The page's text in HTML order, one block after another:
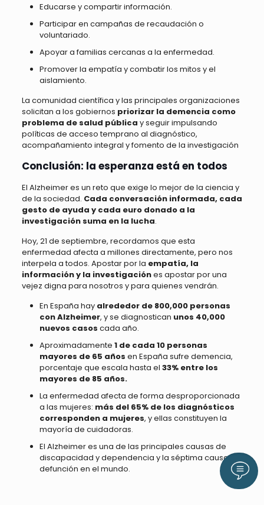
Educarse y compartir información.
Participar en campañas de recaudación o
voluntariado.
Apoyar a familias cercanas a la enfermedad.
Promover la empatía y combatir los mitos y el
aislamiento.
La comunidad científica y las principales organizaciones
solicitan a los gobiernos priorizar la demencia como
problema de salud pública y seguir impulsando
políticas de acceso temprano al diagnóstico,
acompañamiento integral y fomento de la investigación
Conclusión: la esperanza está en todos
El Alzheimer es un reto que exige lo mejor de la ciencia y
de la sociedad. Cada conversación informada, cada
gesto de ayuda y cada euro donado a la
investigación suma en la lucha.
Hoy, 21 de septiembre, recordamos que esta
enfermedad afecta a millones directamente, pero nos
interpela a todos. Apostar por la empatía, la
información y la investigaciónes apostar por una
vejez digna para nosotros y para quienes vendrán.
En España hay alrededor de 800,000 personas
con Alzheimer, y se diagnostican unos 40,000
nuevos casos cada año.
Aproximadamente 1 de cada 10 personas
mayores de 65 años en España sufre demencia,
porcentaje que escala hasta el 33% entre los
mayores de 85 años.
La enfermedad afecta de forma desproporcionada
a las mujeres: más del 65% de los diagnósticos
corresponden a mujeres, y ellas constituyen la
mayoría de cuidadoras.
El Alzheimer es una de las principales causas de
discapacidad y dependencia y la séptima causa de
defunción en el mundo.